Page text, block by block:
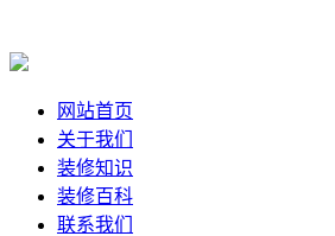
网站首页
关于我们
装修知识
装修百科
联系我们